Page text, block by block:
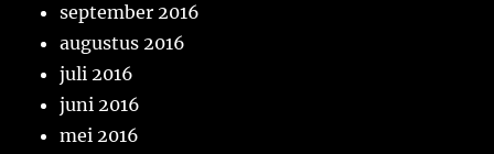
september 2016
augustus 2016
juli 2016
juni 2016
mei 2016